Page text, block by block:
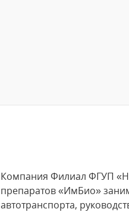
Компания Филиал ФГУП
препаратов «ИмБио»
автотранспорта,